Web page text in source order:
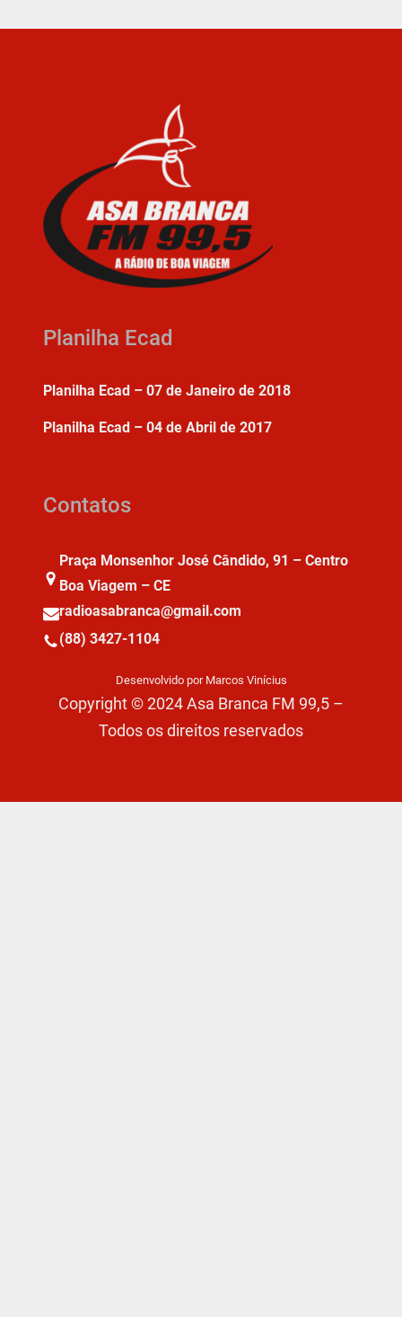
Planilha Ecad
Planilha Ecad – 07 de Janeiro de 2018
Planilha Ecad – 04 de Abril de 2017
Contatos
Praça Monsenhor José Cândido, 91 – Centro
Boa Viagem – CE
radioasabranca@gmail.com
(88) 3427-1104
Desenvolvido por Marcos Vinícius
Copyright © 2024 Asa Branca FM 99,5 –
Todos os direitos reservados